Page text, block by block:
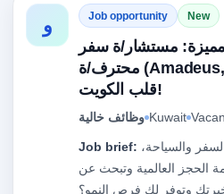
و Job opportunity New
مستشار/ة سفر
محترف/ة (Amadeus, Galileo, Sabre) في
قلب الكويت!
وظائف خالية Kuwait
Job brief:
الحجز العالمية وتبحث عن
خبرتك وتوفر لك فرص النمو؟